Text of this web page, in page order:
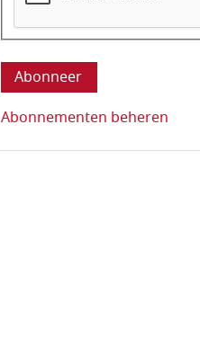
Deze vraag is om te
Abonnementen beheren